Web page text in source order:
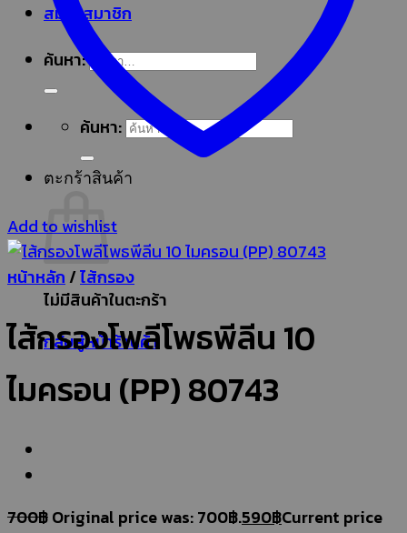
สมัครสมาชิก
ค้นหา:
ค้นหา:
ตะกร้าสินค้า
ไม่มีสินค้าในตะกร้า
กลับสู่หน้าร้านค้า
Add to wishlist
หน้าหลัก/ไส้กรอง
ไส้กรองโพลีโพธพีลีน 10
ไมครอน (PP) 80743
700฿Original price was: 700฿.590฿Current price